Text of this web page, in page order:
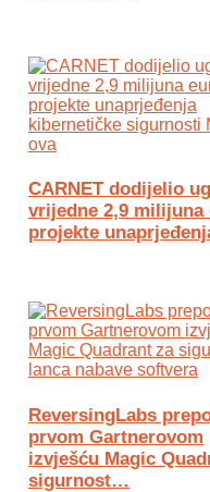
CARNET dodijelio
vrijedne 2,9 milijuna
projekte
ReversingLabs
prvom Gartnerovom
izvješću Magic
sigurnost…